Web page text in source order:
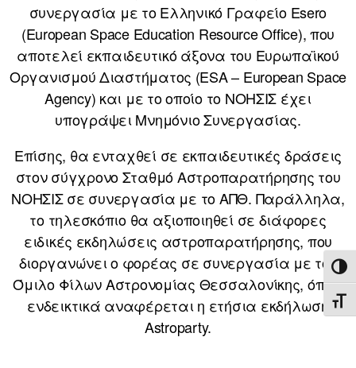
συνεργασία με το Ελληνικό Γραφείο Esero
(European Space Education Resource Office), που
αποτελεί εκπαιδευτικό άξονα του Ευρωπαϊκού
Οργανισμού Διαστήματος (ESA – European Space
Agency) και με το οποίο το ΝΟΗΣΙΣ έχει
υπογράψει Μνημόνιο Συνεργασίας.
Επίσης, θα ενταχθεί σε εκπαιδευτικές δράσεις
στον σύγχρονο Σταθμό Αστροπαρατήρησης του
ΝΟΗΣΙΣ σε συνεργασία με το ΑΠΘ. Παράλληλα,
το τηλεσκόπιο θα αξιοποιηθεί σε διάφορες
ειδικές εκδηλώσεις αστροπαρατήρησης, που
διοργανώνει ο φορέας σε συνεργασία με τον
Όμιλο Φίλων Αστρονομίας Θεσσαλονίκης, όπως
ενδεικτικά αναφέρεται η ετήσια εκδήλωση
Astroparty.